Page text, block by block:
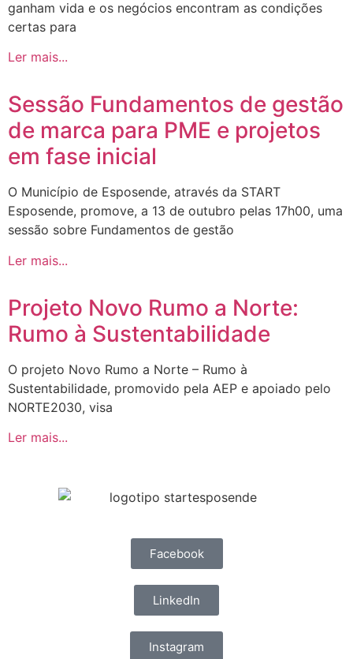
ganham vida e os negócios encontram as condições
certas para
Ler mais...
Sessão Fundamentos de gestão
de marca para PME e projetos
em fase inicial
O Município de Esposende, através da START
Esposende, promove, a 13 de outubro pelas 17h00, uma
sessão sobre Fundamentos de gestão
Ler mais...
Projeto Novo Rumo a Norte:
Rumo à Sustentabilidade
O projeto Novo Rumo a Norte – Rumo à
Sustentabilidade, promovido pela AEP e apoiado pelo
NORTE2030, visa
Ler mais...
Facebook
LinkedIn
Instagram